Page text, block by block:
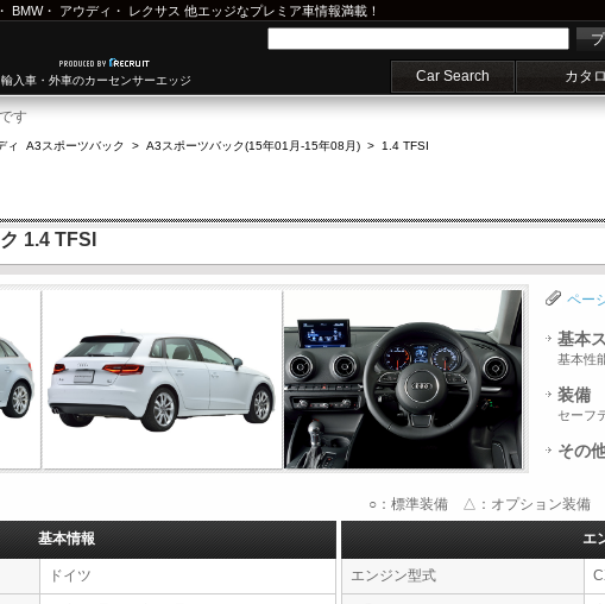
・ BMW・ アウディ ・ レクサス 他エッジなプレミア車情報満載！
入車・外車のカーセンサーエッジ Car Search カタ
す
ィ A3スポーツバック > A3スポーツバック(15年01月-15年08月) > 1.4 TFSI
1.4 TFSI
ペー
基本
基本性
装備
セーフ
その
○：標準装備 △：オプション装備 -
基本情報
ドイツ
エ
エンジン型式